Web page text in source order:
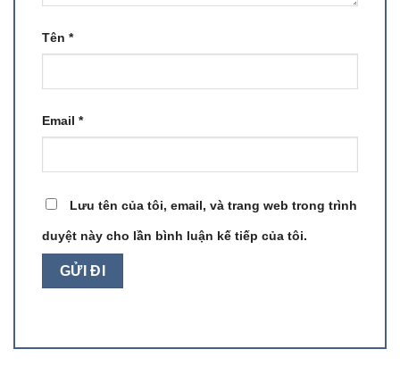
Tên *
Email *
Lưu tên của tôi, email, và trang web trong trình
duyệt này cho lần bình luận kế tiếp của tôi.